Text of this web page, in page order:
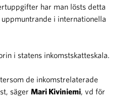
har man lösts detta
i internationella
i statens inkomstskatteskala.
de inkomstrelaterade
säger Mari Kiviniemi , vd för